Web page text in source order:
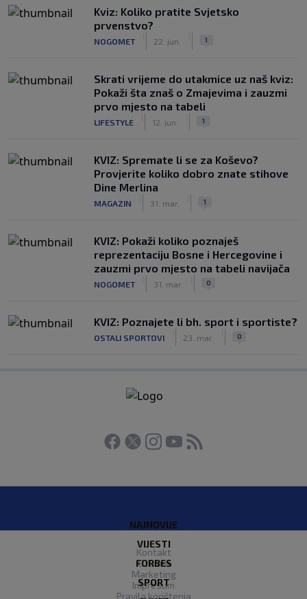
Kviz: Koliko pratite Svjetsko
prvenstvo?
NOGOMET 22. jun. 1
Skrati vrijeme do utakmice uz naš kviz:
Pokaži šta znaš o Zmajevima i zauzmi
prvo mjesto na tabeli
LIFESTYLE 12. jun. 1
KVIZ: Spremate li se za Koševo?
Provjerite koliko dobro znate stihove
Dine Merlina
MAGAZIN 31. mar. 1
KVIZ: Pokaži koliko poznaješ
reprezentaciju Bosne i Hercegovine i
zauzmi prvo mjesto na tabeli navijača
NOGOMET 31. mar. 0
KVIZ: Poznajete li bh. sport i sportiste?
OSTALI SPORTOVI 23. mar. 0
NAJNOVIJE
VIJESTI
FORBES
SPORT
Kontakt
O nama
Marketing
Impresum
Pravila korištenja